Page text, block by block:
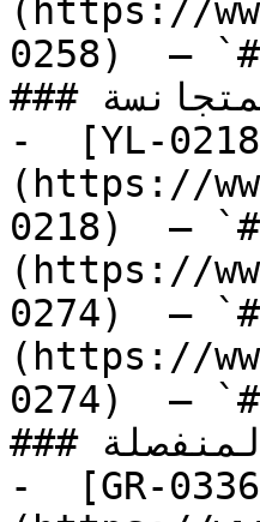
(https://
0258)  —
### المتجانسة
-  [YL-
(https://
0218)  —
(https://
0274)  —
(https://
0274)  —
### المكملة المنفصلة
-  [GR-